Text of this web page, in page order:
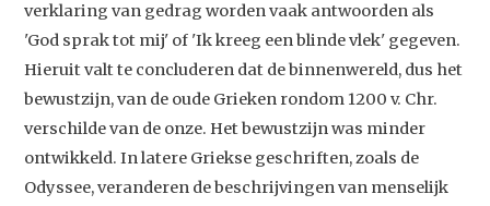
verklaring van gedrag worden vaak antwoorden als
'God sprak tot mij' of 'Ik kreeg een blinde vlek' gegeven.
Hieruit valt te concluderen dat de binnenwereld, dus het
bewustzijn, van de oude Grieken rondom 1200 v. Chr.
verschilde van de onze. Het bewustzijn was minder
ontwikkeld. In latere Griekse geschriften, zoals de
Odyssee, veranderen de beschrijvingen van menselijk